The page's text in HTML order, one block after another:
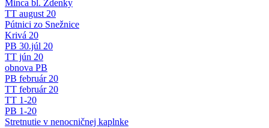
Minca bl. Zdenky
TT august 20
Pútnici zo Snežnice
Krivá 20
PB 30.júl 20
TT jún 20
obnova PB
PB február 20
TT február 20
TT 1-20
PB 1-20
Stretnutie v nenocničnej kaplnke